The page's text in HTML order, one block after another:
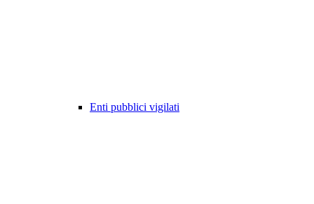
Enti pubblici vigilati